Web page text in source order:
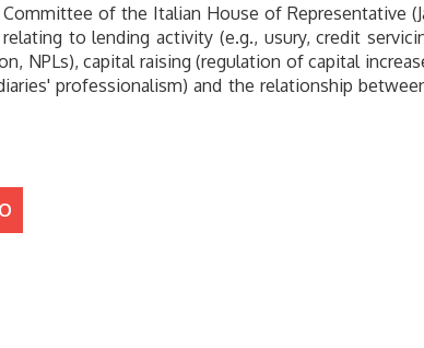
of the Italian House of Representative
to lending activity (e.g., usury, credit
NPLs), capital raising (regulation of capital
professionalism) and the relationship